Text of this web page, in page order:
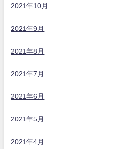
2021年10月
2021年9月
2021年8月
2021年7月
2021年6月
2021年5月
2021年4月